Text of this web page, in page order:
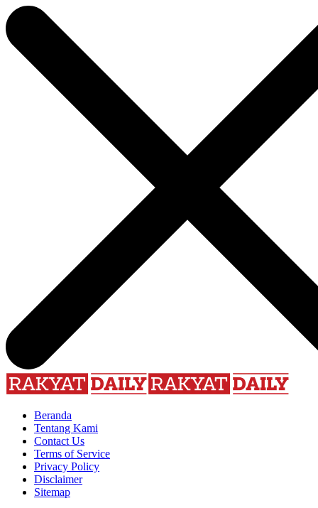
Beranda
Tentang Kami
Contact Us
Terms of Service
Privacy Policy
Disclaimer
Sitemap